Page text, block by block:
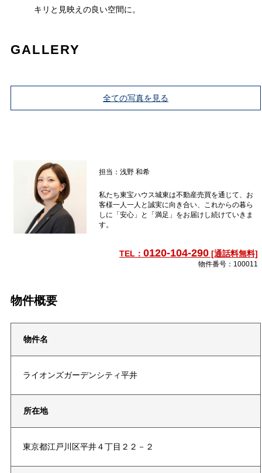
キリと見映えの良い空間に。
GALLERY
全ての写真を見る
担当：浅野 和希
私たち東宝ハウス城東は不動産売買を通じて、お
客様一人一人と誠実に向き合い、これからの暮ら
しに「安心」と「満足」をお届けし続けていきま
す。
TEL： 0120-104-290 [通話料無料]
物件番号：100011
物件概要
物件名
ライオンズガーデンシティ平井
所在地
東京都江戸川区平井４丁目２２－２